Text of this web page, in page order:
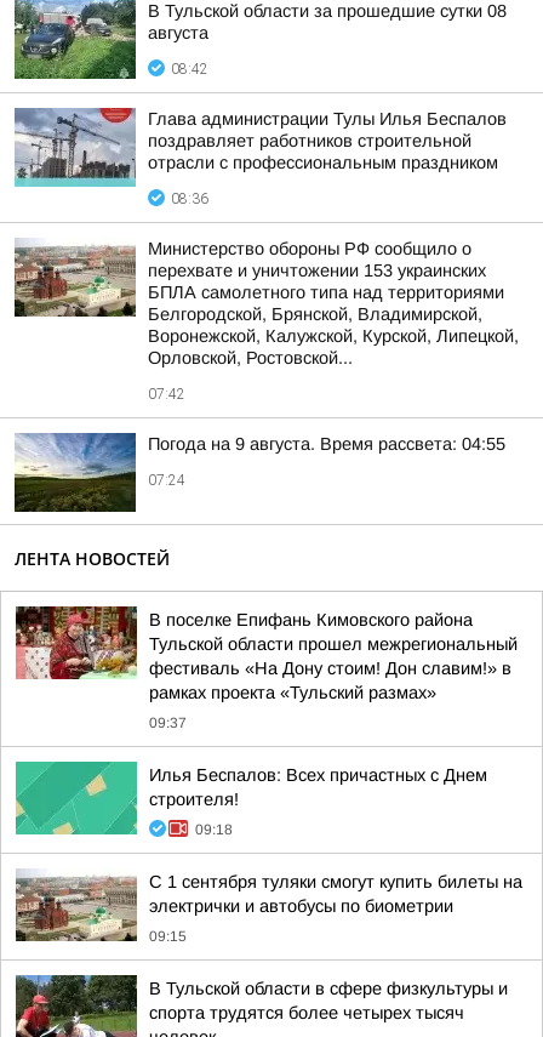
В Тульской области за прошедшие сутки 08
августа
08:42
Глава администрации Тулы Илья Беспалов
поздравляет работников строительной
отрасли с профессиональным праздником
08:36
Министерство обороны РФ сообщило о
перехвате и уничтожении 153 украинских
БПЛА самолетного типа над территориями
Белгородской, Брянской, Владимирской,
Воронежской, Калужской, Курской, Липецкой,
Орловской, Ростовской...
07:42
Погода на 9 августа. Время рассвета: 04:55
07:24
ЛЕНТА НОВОСТЕЙ
В поселке Епифань Кимовского района
Тульской области прошел межрегиональный
фестиваль «На Дону стоим! Дон славим!» в
рамках проекта «Тульский размах»
09:37
Илья Беспалов: Всех причастных с Днем
строителя!
09:18
С 1 сентября туляки смогут купить билеты на
электрички и автобусы по биометрии
09:15
В Тульской области в сфере физкультуры и
спорта трудятся более четырех тысяч